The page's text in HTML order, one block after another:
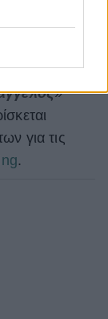
της
»
για τις
.